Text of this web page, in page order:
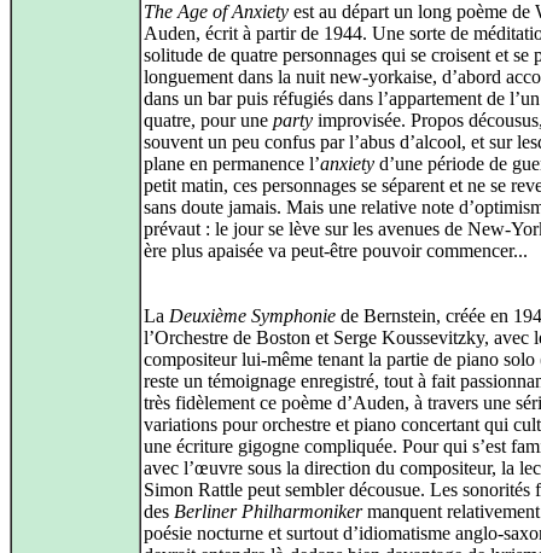
The Age of Anxiety est au départ un long poème de
Auden, écrit à partir de 1944. Une sorte de
solitude de quatre personnages qui se croisent et se
longuement dans la nuit new-yorkaise, d’abord
dans un bar puis réfugiés dans l’appartement de
quatre, pour une party improvisée. Propos
souvent un peu confus par l’abus d’alcool, et sur
plane en permanence l’anxiety d’une période de
petit matin, ces personnages se séparent et ne se
sans doute jamais. Mais une relative note
prévaut : le jour se lève sur les avenues de New-
ère plus apaisée va peut-être pouvoir commencer...
La Deuxième Symphonie de Bernstein, créée en
l’Orchestre de Boston et Serge Koussevitzky, avec
compositeur lui-même tenant la partie de piano solo
reste un témoignage enregistré, tout à fait
très fidèlement ce poème d’Auden, à travers une
variations pour orchestre et piano concertant qui
une écriture gigogne compliquée. Pour qui s’est
avec l’œuvre sous la direction du compositeur, la
Simon Rattle peut sembler décousue. Les sonorités
des Berliner Philharmonikermanquent
poésie nocturne et surtout d’idiomatisme anglo-